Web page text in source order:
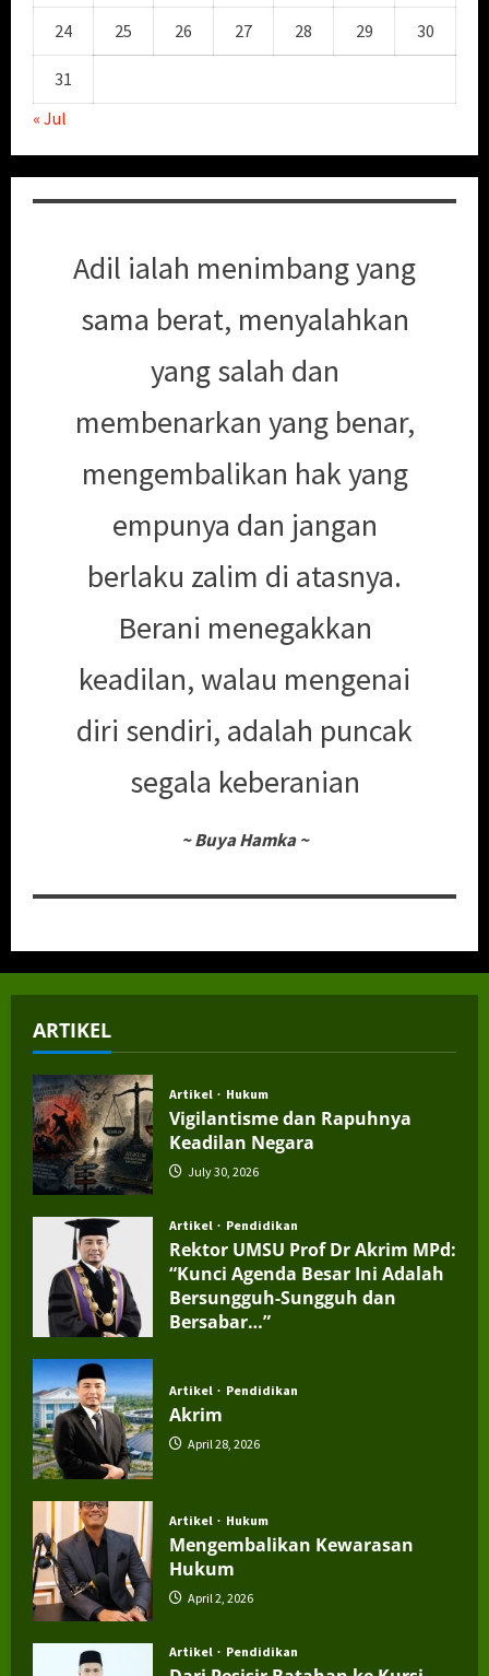
24 25 26 27 28 29 30
31
« Jul
Adil ialah menimbang yang
sama berat, menyalahkan
yang salah dan
membenarkan yang benar,
mengembalikan hak yang
empunya dan jangan
berlaku zalim di atasnya.
Berani menegakkan
keadilan, walau mengenai
diri sendiri, adalah puncak
segala keberanian
~ Buya Hamka ~
ARTIKEL
Artikel Hukum
Vigilantisme dan Rapuhnya
Keadilan Negara
July 30, 2026
Artikel Pendidikan
Rektor UMSU Prof Dr Akrim MPd:
“Kunci Agenda Besar Ini Adalah
Bersungguh-Sungguh dan
Bersabar…”
Artikel Pendidikan
Akrim
April 28, 2026
Artikel Hukum
Mengembalikan Kewarasan
Hukum
April 2, 2026
Artikel Pendidikan